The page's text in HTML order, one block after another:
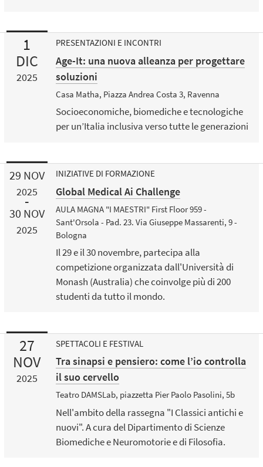
1
DIC
2025
PRESENTAZIONI E INCONTRI
Age-It: una nuova alleanza per progettare
soluzioni
Casa Matha, Piazza Andrea Costa 3, Ravenna
Socioeconomiche, biomediche e tecnologiche
per un’Italia inclusiva verso tutte le generazioni
29 NOV
2025
30 NOV
2025
INIZIATIVE DI FORMAZIONE
Global Medical Ai Challenge
AULA MAGNA "I MAESTRI" First Floor 959 -
Sant'Orsola - Pad. 23. Via Giuseppe Massarenti, 9 -
Bologna
Il 29 e il 30 novembre, partecipa alla
competizione organizzata dall'Università di
Monash (Australia) che coinvolge più di 200
studenti da tutto il mondo.
27
NOV
2025
SPETTACOLI E FESTIVAL
Tra sinapsi e pensiero: come l’io controlla
il suo cervello
Teatro DAMSLab, piazzetta Pier Paolo Pasolini, 5b
Nell'ambito della rassegna "I Classici antichi e
nuovi". A cura del Dipartimento di Scienze
Biomediche e Neuromotorie e di Filosofia.